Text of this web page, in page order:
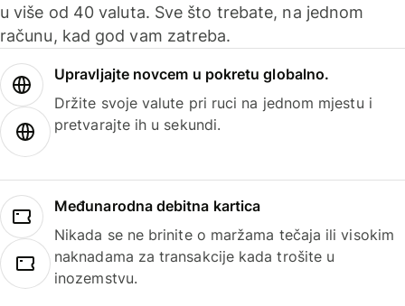
u više od 40 valuta. Sve što trebate, na jednom
računu, kad god vam zatreba.
Upravljajte novcem u pokretu globalno.
Držite svoje valute pri ruci na jednom mjestu i
pretvarajte ih u sekundi.
Međunarodna debitna kartica
Nikada se ne brinite o maržama tečaja ili visokim
naknadama za transakcije kada trošite u
inozemstvu.